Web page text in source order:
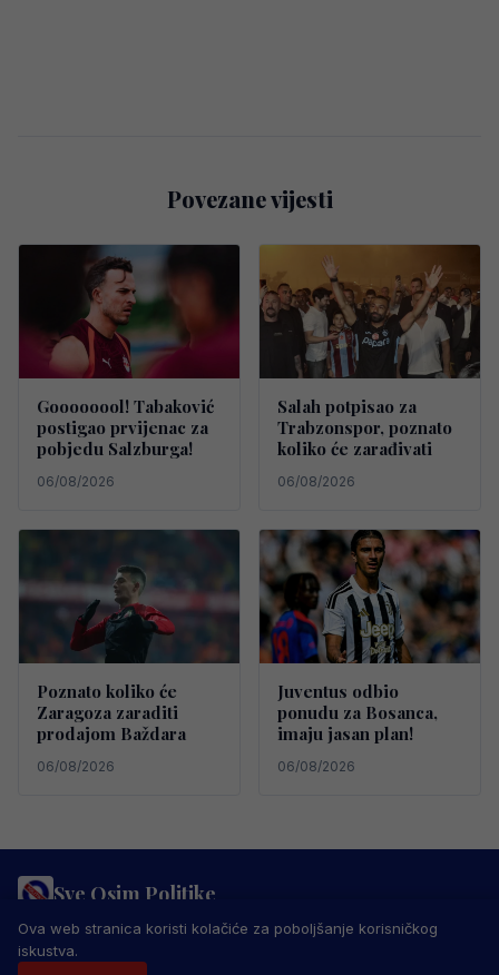
Povezane vijesti
Goooooool! Tabaković
postigao prvijenac za
pobjedu Salzburga!
06/08/2026
Salah potpisao za
Trabzonspor, poznato
koliko će zarađivati
06/08/2026
Poznato koliko će
Zaragoza zaraditi
prodajom Baždara
06/08/2026
Juventus odbio
ponudu za Bosanca,
imaju jasan plan!
06/08/2026
Sve Osim Politike
PRAVILA PRIVATNOSTIMARKETING USLOVI KORIŠTENJA
IMPRESSUM
© 2026 Sve Osim Politike. Sva prava zadržana.
Ova web stranica koristi kolačiće za poboljšanje korisničkog
iskustva.